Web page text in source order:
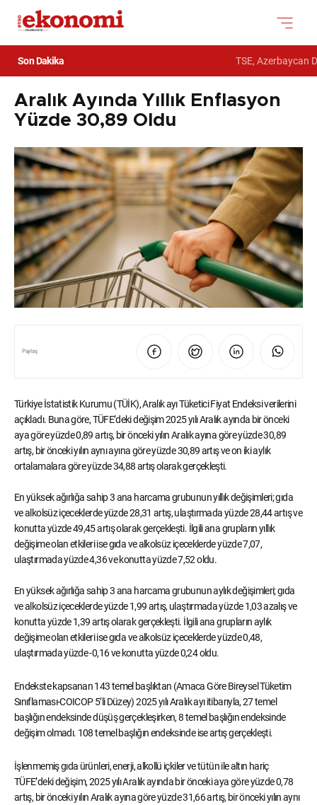
Son Dakika TSE, Azerbaycan
Aralık Ayında Yıllık Enflasyon
Yüzde 30,89 Oldu
Paylaş
Türkiye İstatistik Kurumu (TÜİK), Aralık ayı Tüketici Fiyat Endeksi verilerini
açıkladı. Buna göre, TÜFE’deki değişim 2025 yılı Aralık ayında bir önceki
aya göre yüzde 0,89 artış, bir önceki yılın Aralık ayına göre yüzde 30,89
artış, bir önceki yılın aynı ayına göre yüzde 30,89 artış ve on iki aylık
ortalamalara göre yüzde 34,88 artış olarak gerçekleşti.
En yüksek ağırlığa sahip 3 ana harcama grubunun yıllık değişimleri; gıda
ve alkolsüz içeceklerde yüzde 28,31 artış, ulaştırmada yüzde 28,44 artış ve
konutta yüzde 49,45 artış olarak gerçekleşti. İlgili ana grupların yıllık
değişime olan etkileri ise gıda ve alkolsüz içeceklerde yüzde 7,07,
ulaştırmada yüzde 4,36 ve konutta yüzde 7,52 oldu.
En yüksek ağırlığa sahip 3 ana harcama grubunun aylık değişimleri; gıda
ve alkolsüz içeceklerde yüzde 1,99 artış, ulaştırmada yüzde 1,03 azalış ve
konutta yüzde 1,39 artış olarak gerçekleşti. İlgili ana grupların aylık
değişime olan etkileri ise gıda ve alkolsüz içeceklerde yüzde 0,48,
ulaştırmada yüzde -0,16 ve konutta yüzde 0,24 oldu.
Endekste kapsanan 143 temel başlıktan (Amaca Göre Bireysel Tüketim
Sınıflaması-COICOP 5’li Düzey) 2025 yılı Aralık ayı itibarıyla, 27 temel
başlığın endeksinde düşüş gerçekleşirken, 8 temel başlığın endeksinde
değişim olmadı. 108 temel başlığın endeksinde ise artış gerçekleşti.
İşlenmemiş gıda ürünleri, enerji, alkollü içkiler ve tütün ile altın hariç
TÜFE’deki değişim, 2025 yılı Aralık ayında bir önceki aya göre yüzde 0,78
artış, bir önceki yılın Aralık ayına göre yüzde 31,66 artış, bir önceki yılın aynı